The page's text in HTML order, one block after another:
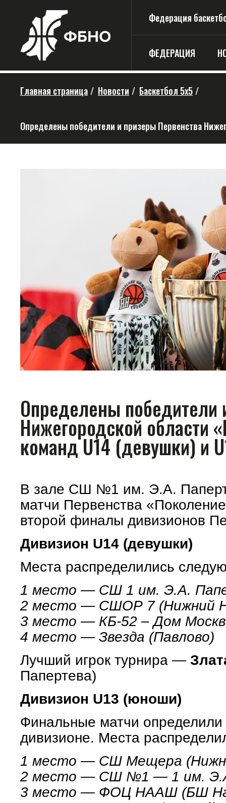
Федерация
ФЕДЕРАЦИЯ
Главная страница / Новости / Баскетбол 5х5 /
Определены победители и призеры Первенства
Определены победители
Нижегородской области
команд U14 (девушки) и
В зале СШ №1 им. Э.А.
матчи Первенства
второй финалы дивизионов
Дивизион U14 (девушки)
Места распределились
1 место — СШ 1 им. Э.А.
2 место — СШОР 7 (Нижний
3 место — КБ-52 – Дом
4 место — Звезда (Павлово)
Лучший игрок турнира —
Папертева)
Дивизион U13 (юноши)
Финальные матчи
дивизионе. Места
1 место — СШ Мещера
2 место — СШ №1 — 1 им.
3 место — ФОЦ НААШ (БШ